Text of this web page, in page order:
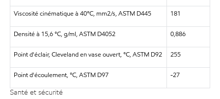
Viscosité cinématique à 40°C, mm2/s, ASTM D445 181
Densité à 15,6 °C, g/ml, ASTM D4052 0,886
Point d'éclair, Cleveland en vase ouvert, °C, ASTM D92 255
Point d'écoulement, °C, ASTM D97 -27
Santé et sécurité